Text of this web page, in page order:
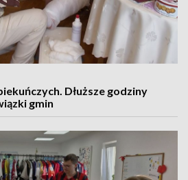
Dłuższe godziny
gmin